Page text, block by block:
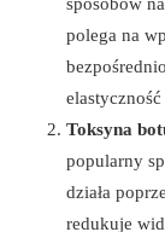
polega na
Toksyna
popularny
działa
redukuje